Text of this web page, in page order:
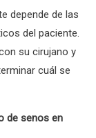
depende de las
del paciente.
su cirujano y
cuál se
de senos en